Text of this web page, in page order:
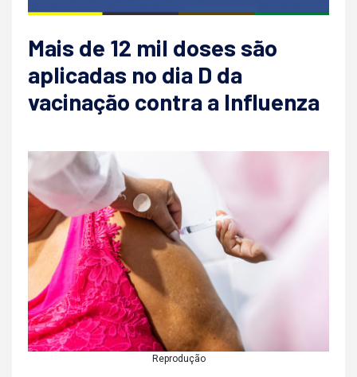
Mais de 12 mil doses são
aplicadas no dia D da
vacinação contra a Influenza
Reprodução